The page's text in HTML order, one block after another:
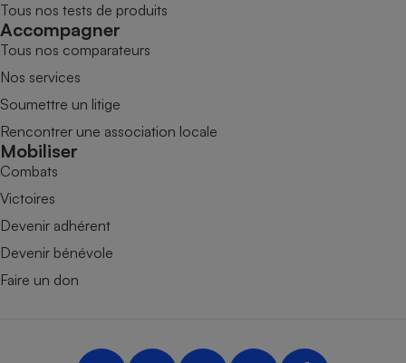
Tous nos tests de produits
Accompagner
Tous nos comparateurs
Nos services
Soumettre un litige
Rencontrer une association locale
Mobiliser
Combats
Victoires
Devenir adhérent
Devenir bénévole
Faire un don